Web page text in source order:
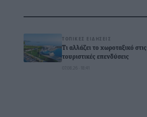
ΤΟΠΙΚΈΣ ΕΙΔΉΣΕΙΣ
Τι αλλάζει το χωροταξικό στις
τουριστικές επενδύσεις
07.08.26 · 18:41